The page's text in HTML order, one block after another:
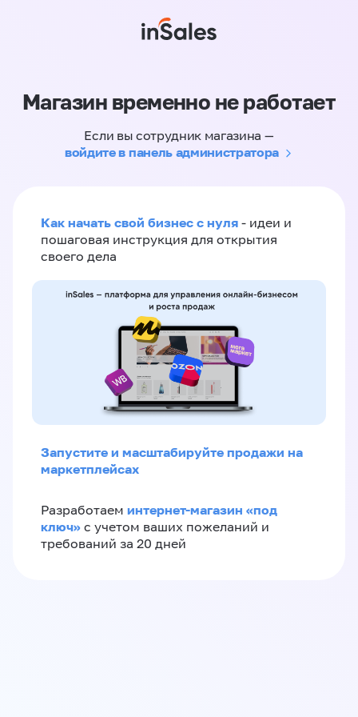
Магазин временно не работает
Если вы сотрудник магазина —
войдите в панель администратора
Как начать свой бизнес с нуля - идеи и
пошаговая инструкция для открытия
своего дела
Запустите и масштабируйте продажи на
маркетплейсах
Разработаем интернет-магазин «‎под
ключ»‎ с учетом ваших пожеланий и
требований за 20 дней